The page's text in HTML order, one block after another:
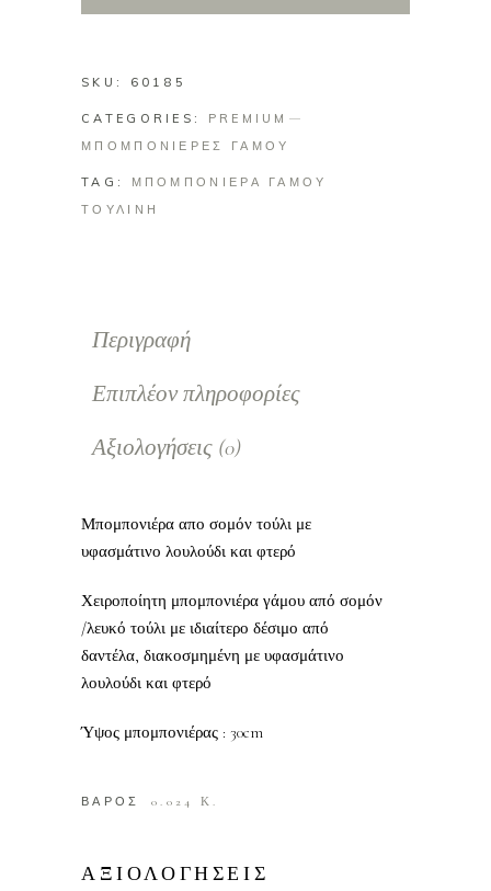
υφασμάτινο
φτερό
quantity
SKU: 60185
CATEGORIES: PREMIUM
ΜΠΟΜΠΟΝΙΕΡΕΣ ΓΑΜΟΥ
TAG:
ΜΠΟΜΠΟΝΙΕΡΑ ΓΑΜΟΥ
ΤΟΥΛΙΝΗ
Περιγραφή
Επιπλέον πληροφορίες
Αξιολογήσεις (0)
Μπομπονιέρα απο σομόν τούλι με
υφασμάτινο λουλούδι και φτερό
Χειροποίητη μπομπονιέρα γάμου από σομόν
/λευκό τούλι με ιδιαίτερο δέσιμο από
δαντέλα, διακοσμημένη με υφασμάτινο
λουλούδι και φτερό
Ύψος μπομπονιέρας : 30cm
ΒΑΡΟΣ 0.024 Κ.
ΑΞΙΟΛΟΓΗΣΕΙΣ